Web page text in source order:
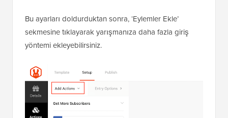
Bu ayarları doldurduktan sonra, ‘Eylemler Ekle’
sekmesine tıklayarak yarışmanıza daha fazla giriş
yöntemi ekleyebilirsiniz.